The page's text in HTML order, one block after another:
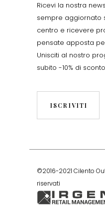
Ricevi la nostra
sempre aggiornato
centro e ricevere
pensate apposta
Unisciti al nostro
subito -10% di
ISCRIVITI
©2016-2021 Cilento
riservati